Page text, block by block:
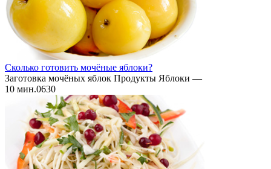
Сколько готовить мочёные яблоки?
Заготовка мочёных яблок Продукты Яблоки —
10 мин.0630